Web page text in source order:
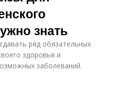
знать
ряд обязательных
здоровья и
заболеваний.